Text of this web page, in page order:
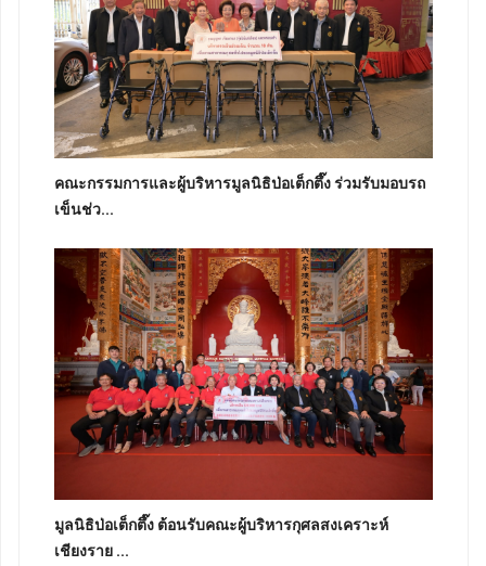
คณะกรรมการและผู้บริหารมูลนิธิป่อเต็กตึ๊ง ร่วมรับมอบรถ
เข็นช่ว...
มูลนิธิป่อเต็กตึ๊ง ต้อนรับคณะผู้บริหารกุศลสงเคราะห์
เชียงราย ...